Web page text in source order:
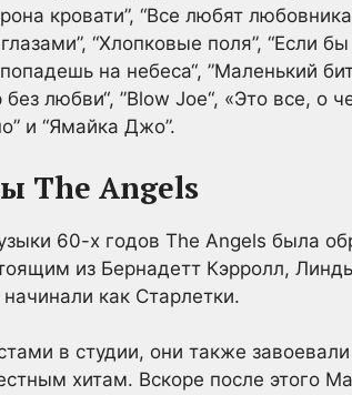
кровати”, “Все любят
“Хлопковые поля”, “Если
на небеса“, ”Маленький
без любви“, ”Blow Joe“, «Это все,
и “Ямайка Джо”.
The Angels
60-х годов The Angels была
из Бернадетт Кэрролл,
как Старлетки.
в студии, они также
хитам. Вскоре после этого